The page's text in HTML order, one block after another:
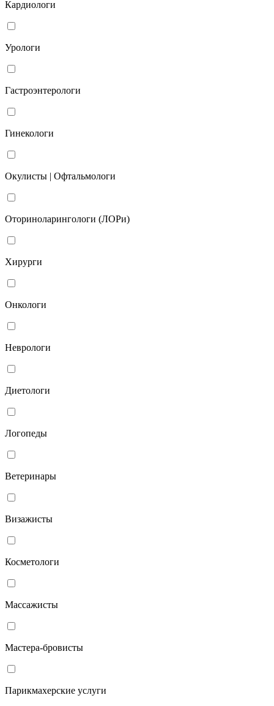
Кардиологи
Урологи
Гастроэнтерологи
Гинекологи
Окулисты | Офтальмологи
Оториноларингологи (ЛОРи)
Хирурги
Онкологи
Неврологи
Диетологи
Логопеды
Ветеринары
Визажисты
Косметологи
Массажисты
Мастера-бровисты
Парикмахерские услуги